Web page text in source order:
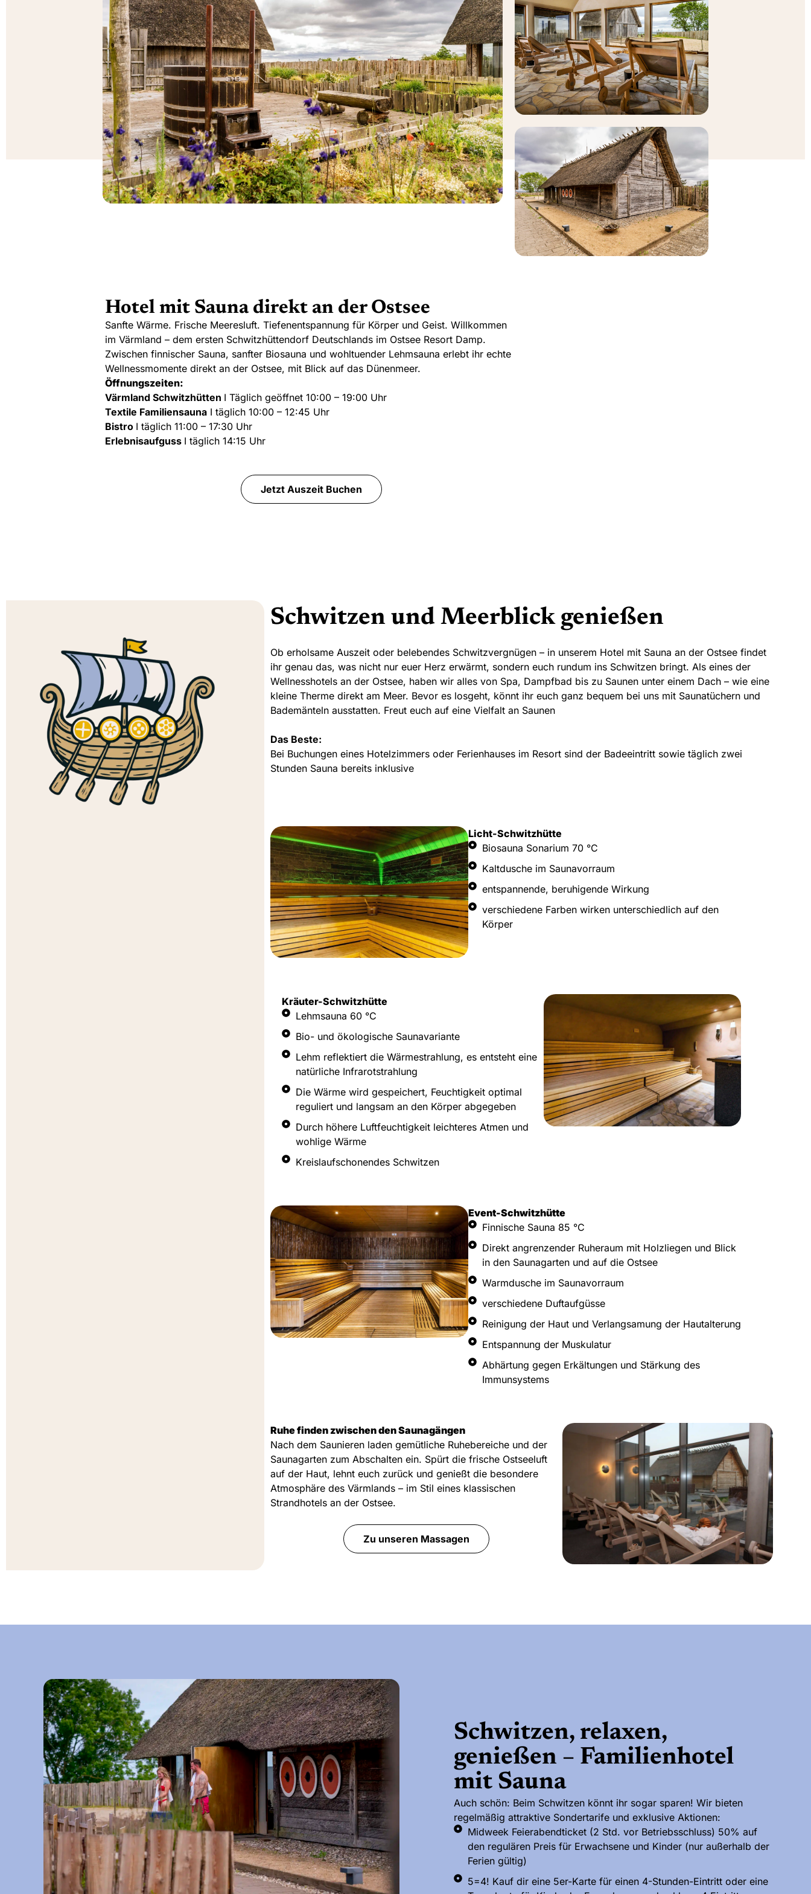
Hotel mit Sauna direkt an der Ostsee
Sanfte Wärme. Frische Meeresluft. Tiefenentspannung für Körper und Geist. Willkommen
im Värmland – dem ersten Schwitzhüttendorf Deutschlands im Ostsee Resort Damp.
Zwischen finnischer Sauna, sanfter Biosauna und wohltuender Lehmsauna erlebt ihr echte
Wellnessmomente direkt an der Ostsee, mit Blick auf das Dünenmeer.
Öffnungszeiten:
Värmland Schwitzhütten I Täglich geöffnet 10:00 – 19:00 Uhr
Textile Familiensauna I täglich 10:00 – 12:45 Uhr
Bistro I täglich 11:00 – 17:30 Uhr
Erlebnisaufguss I täglich 14:15 Uhr
Jetzt Auszeit Buchen
Schwitzen und Meerblick genießen
Ob erholsame Auszeit oder belebendes Schwitzvergnügen – in unserem Hotel mit Sauna an der Ostsee findet
ihr genau das, was nicht nur euer Herz erwärmt, sondern euch rundum ins Schwitzen bringt. Als eines der
Wellnesshotels an der Ostsee, haben wir alles von Spa, Dampfbad bis zu Saunen unter einem Dach – wie eine
kleine Therme direkt am Meer. Bevor es losgeht, könnt ihr euch ganz bequem bei uns mit Saunatüchern und
Bademänteln ausstatten. Freut euch auf eine Vielfalt an Saunen
Das Beste:
Bei Buchungen eines Hotelzimmers oder Ferienhauses im Resort sind der Badeeintritt sowie täglich zwei
Stunden Sauna bereits inklusive
Licht-Schwitzhütte
Biosauna Sonarium 70 °C
Kaltdusche im Saunavorraum
entspannende, beruhigende Wirkung
verschiedene Farben wirken unterschiedlich auf den
Körper
Kräuter-Schwitzhütte
Lehmsauna 60 °C
Bio- und ökologische Saunavariante
Lehm reflektiert die Wärmestrahlung, es entsteht eine
natürliche Infrarotstrahlung
Die Wärme wird gespeichert, Feuchtigkeit optimal
reguliert und langsam an den Körper abgegeben
Durch höhere Luftfeuchtigkeit leichteres Atmen und
wohlige Wärme
Kreislaufschonendes Schwitzen
Event-Schwitzhütte
Finnische Sauna 85 °C
Direkt angrenzender Ruheraum mit Holzliegen und Blick
in den Saunagarten und auf die Ostsee
Warmdusche im Saunavorraum
verschiedene Duftaufgüsse
Reinigung der Haut und Verlangsamung der Hautalterung
Entspannung der Muskulatur
Abhärtung gegen Erkältungen und Stärkung des
Immunsystems
Ruhe finden zwischen den Saunagängen
Nach dem Saunieren laden gemütliche Ruhebereiche und der
Saunagarten zum Abschalten ein. Spürt die frische Ostseeluft
auf der Haut, lehnt euch zurück und genießt die besondere
Atmosphäre des Värmlands – im Stil eines klassischen
Strandhotels an der Ostsee.
Zu unseren Massagen
Schwitzen, relaxen,
genießen – Familienhotel
mit Sauna
Auch schön: Beim Schwitzen könnt ihr sogar sparen! Wir bieten
regelmäßig attraktive Sondertarife und exklusive Aktionen:
Midweek Feierabendticket (2 Std. vor Betriebsschluss) 50% auf
den regulären Preis für Erwachsene und Kinder (nur außerhalb der
Ferien gültig)
5=4! Kauf dir eine 5er-Karte für einen 4-Stunden-Eintritt oder eine